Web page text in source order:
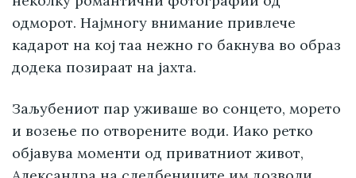
одморот. Најмногу внимание привлече
кадарот на кој таа нежно го бакнува во образ
додека позираат на јахта.
Заљубениот пар уживаше во сонцето, морето
и возење по отворените води. Иако ретко
објавува моменти од приватниот живот,